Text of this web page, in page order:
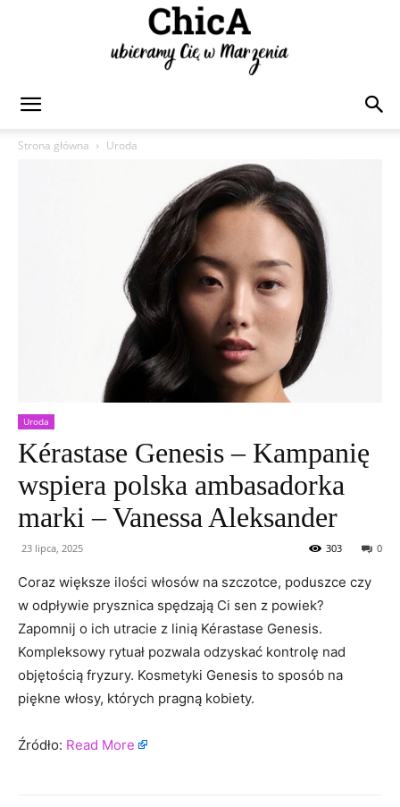
Strona główna
Uroda
Uroda
Kérastase Genesis – Kampanię
wspiera polska ambasadorka
marki – Vanessa Aleksander
23 lipca, 2025 0
303
Coraz większe ilości włosów na szczotce, poduszce czy
w odpływie prysznica spędzają Ci sen z powiek?
Zapomnij o ich utracie z linią Kérastase Genesis.
Kompleksowy rytuał pozwala odzyskać kontrolę nad
objętością fryzury. Kosmetyki Genesis to sposób na
piękne włosy, których pragną kobiety.
Źródło: Read More